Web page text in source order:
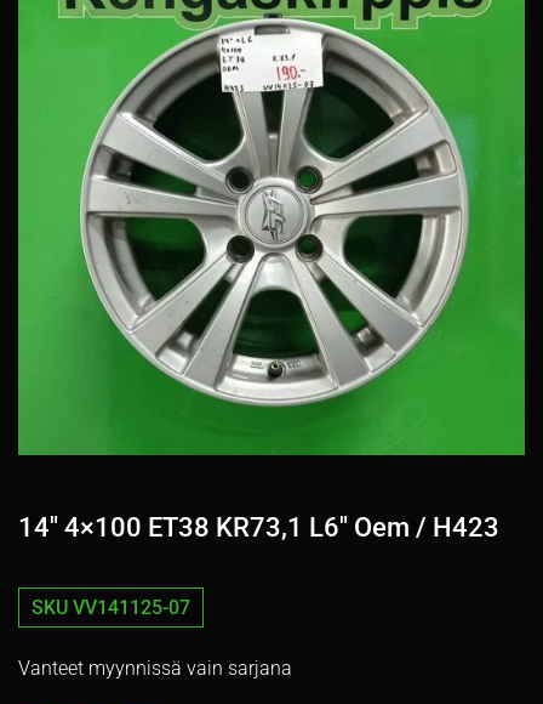
14″ 4×100 ET38 KR73,1 L6″ Oem / H423
SKU VV141125-07
Vanteet myynnissä vain sarjana